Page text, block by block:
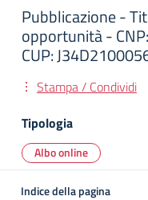
Pubblicazione -
opportunità -
CUP:
Stampa / Condividi
Tipologia
Albo online
Indice della pagina